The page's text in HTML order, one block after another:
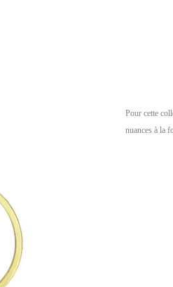
Pour cette
nuances à la